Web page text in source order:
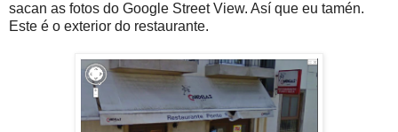
sacan as fotos do Google Street View. Así que eu tamén.
Este é o exterior do restaurante.